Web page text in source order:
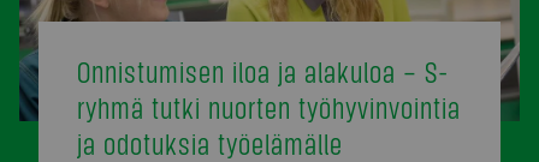
Onnistumisen iloa ja alakuloa – S-
ryhmä tutki nuorten työhyvinvointia
ja odotuksia työelämälle